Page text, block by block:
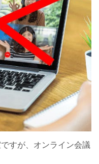
すが、オンライン会議